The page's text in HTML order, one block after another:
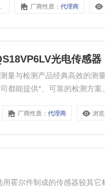
厂商性质：代理商
光电传感器
都能提供*、可靠的检测方案。
厂商性质：代理商 浏
霍尔件制成的传感器较其它